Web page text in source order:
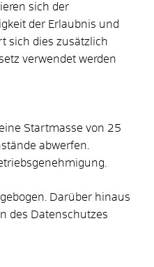
sich der
der Erlaubnis und
sich dies zusätzlich
verwendet werden
Startmasse von 25
abwerfen.
Darüber hinaus
des Datenschutzes